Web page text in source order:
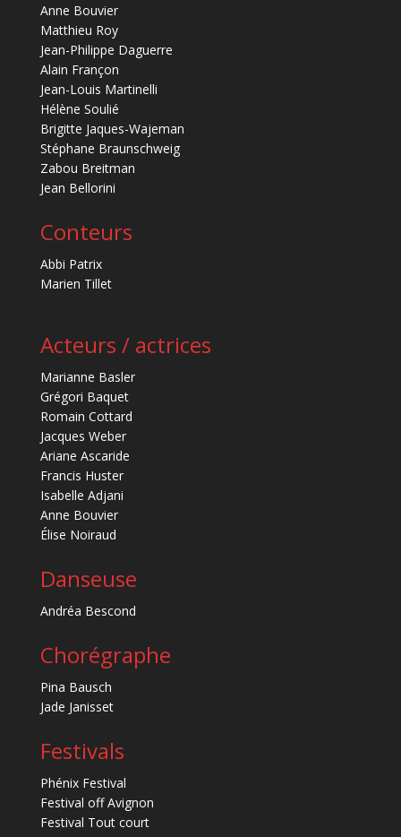
Anne Bouvier
Matthieu Roy
Jean-Philippe Daguerre
Alain Françon
Jean-Louis Martinelli
Hélène Soulié
Brigitte Jaques-Wajeman
Stéphane Braunschweig
Zabou Breitman
Jean Bellorini
Conteurs
Abbi Patrix
Marien Tillet
Acteurs / actrices
Marianne Basler
Grégori Baquet
Romain Cottard
Jacques Weber
Ariane Ascaride
Francis Huster
Isabelle Adjani
Anne Bouvier
Élise Noiraud
Danseuse
Andréa Bescond
Chorégraphe
Pina Bausch
Jade Janisset
Festivals
Phénix Festival
Festival off Avignon
Festival Tout court